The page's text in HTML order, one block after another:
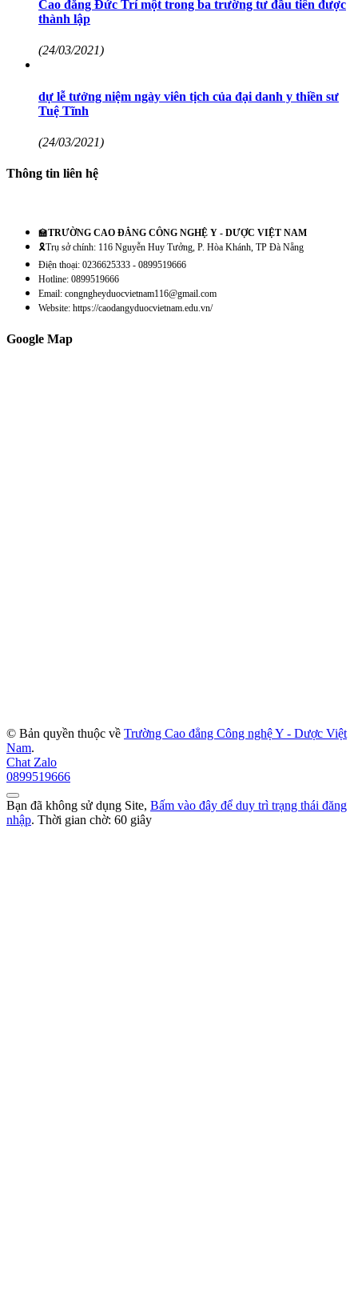
Cao đẳng Đức Trí một trong ba trường tư đầu tiên được
thành lập
(24/03/2021)
dự lễ tưởng niệm ngày viên tịch của đại danh y thiền sư
Tuệ Tĩnh
(24/03/2021)
Thông tin liên hệ
🏫TRƯỜNG CAO ĐẲNG CÔNG NGHỆ Y - DƯỢC VIỆT NAM
🎗️Trụ sở chính: 116 Nguyễn Huy Tưởng, P. Hòa Khánh, TP Đà Nẵng
Điện thoại: 0236625333 - 0899519666
Hotline: 0899519666
Email: congngheyduocvietnam116@gmail.com
Website: https://caodangyduocvietnam.edu.vn/
Google Map
© Bản quyền thuộc về Trường Cao đẳng Công nghệ Y - Dược Việt
Nam.
Chat Zalo
0899519666
Bạn đã không sử dụng Site, Bấm vào đây để duy trì trạng thái đăng
nhập. Thời gian chờ: 60 giây